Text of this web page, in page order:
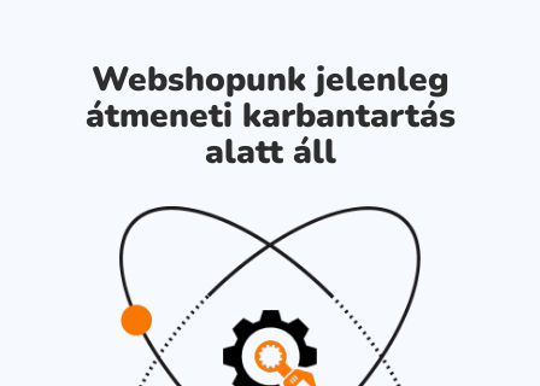
Webshopunk jelenleg
átmeneti karbantartás
alatt áll